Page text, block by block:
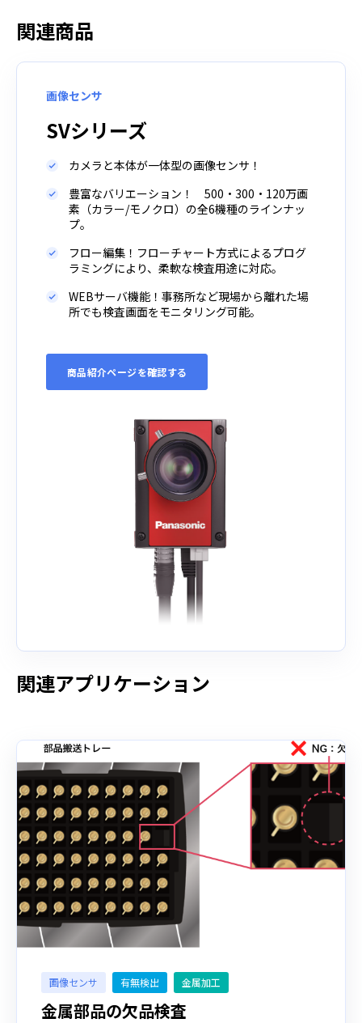
関連商品
画像センサ
SVシリーズ
カメラと本体が一体型の画像センサ！
豊富なバリエーション！ 500・300・120万画
素（カラー/モノクロ）の全6機種のラインナッ
プ。
フロー編集！フローチャート方式によるプログ
ラミングにより、柔軟な検査用途に対応。
WEBサーバ機能！事務所など現場から離れた場
所でも検査画面をモニタリング可能。
商品紹介ページを確認する
関連アプリケーション
画像センサ 有無検出 金属加工
金属部品の欠品検査